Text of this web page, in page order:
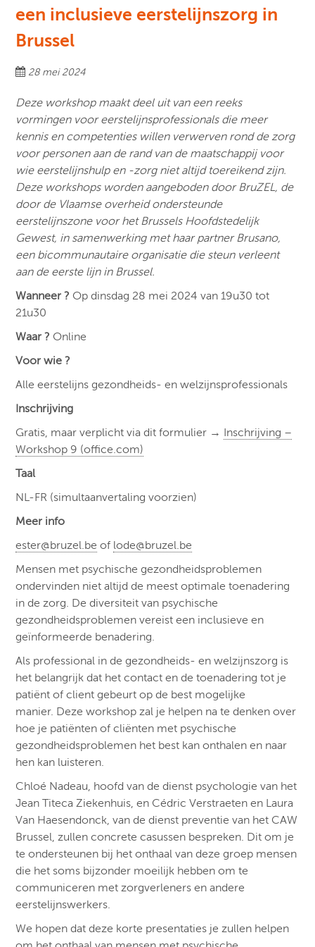
een inclusieve eerstelijnszorg in
Brussel
28 mei 2024
Deze workshop maakt deel uit van een reeks
vormingen voor eerstelijnsprofessionals die meer
kennis en competenties willen verwerven rond de zorg
voor personen aan de rand van de maatschappij voor
wie eerstelijnshulp en -zorg niet altijd toereikend zijn.
Deze workshops worden aangeboden door BruZEL, de
door de Vlaamse overheid ondersteunde
eerstelijnszone voor het Brussels Hoofdstedelijk
Gewest, in samenwerking met haar partner Brusano,
een bicommunautaire organisatie die steun verleent
aan de eerste lijn in Brussel.
Wanneer ? Op dinsdag 28 mei 2024 van 19u30 tot
21u30
Waar ? Online
Voor wie ?
Alle eerstelijns gezondheids- en welzijnsprofessionals
Inschrijving
Gratis, maar verplicht via dit formulier → Inschrijving –
Workshop 9 (office.com)
Taal
NL-FR (simultaanvertaling voorzien)
Meer info
ester@bruzel.be of lode@bruzel.be
Mensen met psychische gezondheidsproblemen
ondervinden niet altijd de meest optimale toenadering
in de zorg. De diversiteit van psychische
gezondheidsproblemen vereist een inclusieve en
geïnformeerde benadering.
Als professional in de gezondheids- en welzijnszorg is
het belangrijk dat het contact en de toenadering tot je
patiënt of client gebeurt op de best mogelijke
manier. Deze workshop zal je helpen na te denken over
hoe je patiënten of cliënten met psychische
gezondheidsproblemen het best kan onthalen en naar
hen kan luisteren.
Chloé Nadeau, hoofd van de dienst psychologie van het
Jean Titeca Ziekenhuis, en Cédric Verstraeten en Laura
Van Haesendonck, van de dienst preventie van het CAW
Brussel, zullen concrete casussen bespreken. Dit om je
te ondersteunen bij het onthaal van deze groep mensen
die het soms bijzonder moeilijk hebben om te
communiceren met zorgverleners en andere
eerstelijnswerkers.
We hopen dat deze korte presentaties je zullen helpen